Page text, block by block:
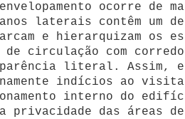
ocorre de
laterais contêm um
e hierarquizam os
de circulação com
literal. Assim,
indícios ao
interno do
privacidade das áreas